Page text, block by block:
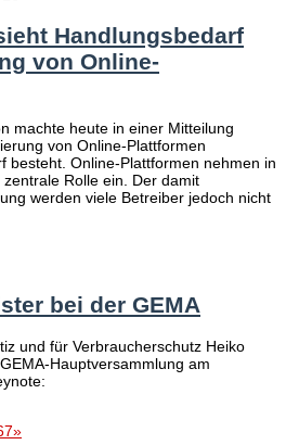
Handlungsbedarf
von Online-
machte heute in einer Mitteilung
von Online-Plattformen
besteht. Online-Plattformen nehmen in
Rolle ein. Der damit
werden viele Betreiber jedoch nicht
bei der GEMA
und für Verbraucherschutz Heiko
Hauptversammlung am
7»